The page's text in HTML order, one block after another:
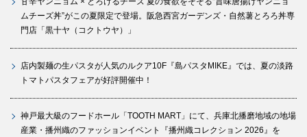
ムチーズ丼”がこの夏限定で登場。阪急西宮ガーデンズ・自然薯とろろ丼専
門店「黒十ヤ（コクトウヤ）」
店内製麺の生パスタが人気のルクア10F『島パスタMIKE』では、夏の淡路
トマトパスタフェアが好評開催中！
神戸最大級のフードホール「TOOTH MART」にて、兵庫北播磨地域の地場
産業・播州織のファッションイベント『播州織コレクション 2026』を